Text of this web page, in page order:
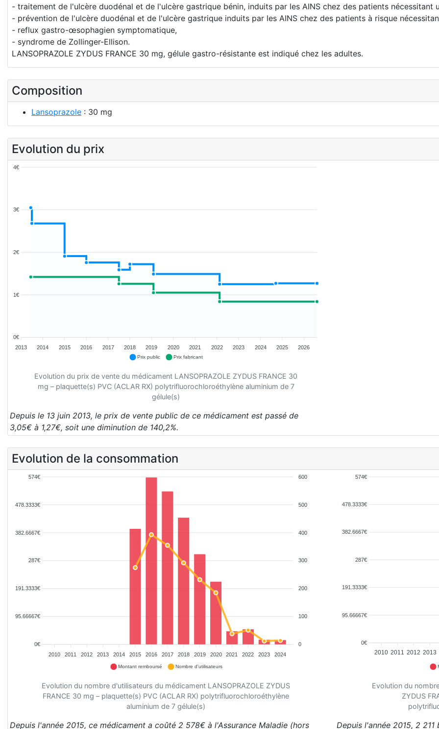
- traitement de l'ulcère duodénal et de l'ulcère gastrique bénin, induits par les AINS chez des patients nécessitant
- prévention de l'ulcère duodénal et de l'ulcère gastrique induits par les AINS chez des patients à risque
- reflux gastro-œsophagien symptomatique,
- syndrome de Zollinger-Ellison.
LANSOPRAZOLE ZYDUS FRANCE 30 mg, gélule gastro-résistante est indiqué chez les adultes.
Composition
Lansoprazole : 30 mg
Evolution du prix
4€
3€
2€
1€
0€
2013
2014 2015 2016 2017 2018 2019 2020 2021 2022 2023 2024 2025 2026
Prix public Prix fabricant
Evolution du prix de vente du médicament LANSOPRAZOLE ZYDUS FRANCE 30
mg – plaquette(s) PVC (ACLAR RX) polytrifluorochloroéthylène aluminium de 7
gélule(s)
Depuis le 13 juin 2013, le prix de vente public de ce médicament est passé de
3,05€ à 1,27€, soit une diminution de 140,2%.
Evolution de la consommation
2010 2011 2012 2013 2014 2015 2016 2017 2018 2019 2020 2021 2022 2023 2024
600
500
400
300
200
100
0
574€
478.3333€
382.6667€
287€
191.3333€
95.66667€
0€
Montant remboursé Nombre d'utilisateurs
Evolution du nombre d'utilisateurs du médicament LANSOPRAZOLE ZYDUS
FRANCE 30 mg – plaquette(s) PVC (ACLAR RX) polytrifluorochloroéthylène
aluminium de 7 gélule(s)
Depuis l'année 2015, ce médicament a coûté 2 578€ à l'Assurance Maladie (hors
2010 2011 2012 2013
574€
478.3333€
382.6667€
287€
191.3333€
95.66667€
0€
Evolution du
ZYDUS
Depuis l'année 2015, 2